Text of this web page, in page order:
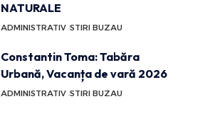
NATURALE
ADMINISTRATIV STIRI BUZAU
Constantin Toma: Tabăra
Urbană, Vacanța de vară 2026
ADMINISTRATIV STIRI BUZAU